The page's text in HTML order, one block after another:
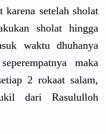
setelah sholat
sholat hingga
waktu dhuhanya
maka
2 rokaat salam,
dari Rasululloh